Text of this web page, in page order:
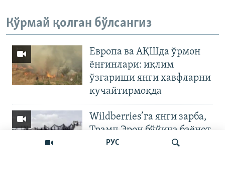
РУС
Кўрмай қолган бўлсангиз
Европа ва АҚШда ўрмон
ёнғинлари: иқлим
ўзгариши янги хавфларни
кучайтирмоқда
Wildberries’га янги зарба,
Трамп Эрон бўйича баёнот
қилди